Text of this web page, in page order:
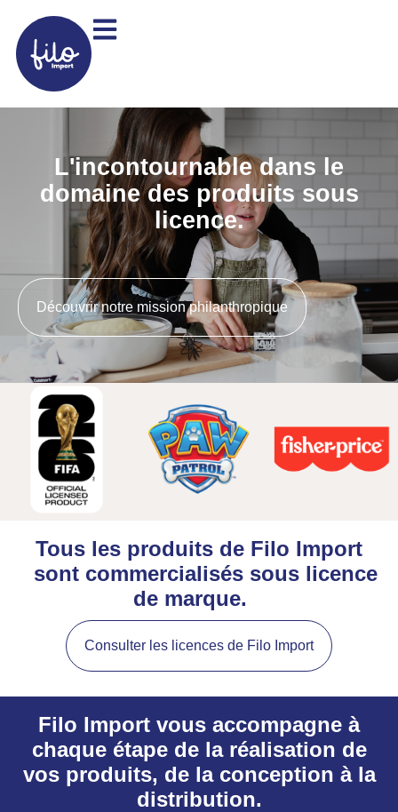
L'incontournable dans le
domaine des produits sous
licence.
Découvrir notre mission philanthropique
Tous les produits de Filo Import
sont commercialisés sous licence
de marque.
Consulter les licences de Filo Import
Filo Import vous accompagne à
chaque étape de la réalisation de
vos produits, de la conception à la
distribution.